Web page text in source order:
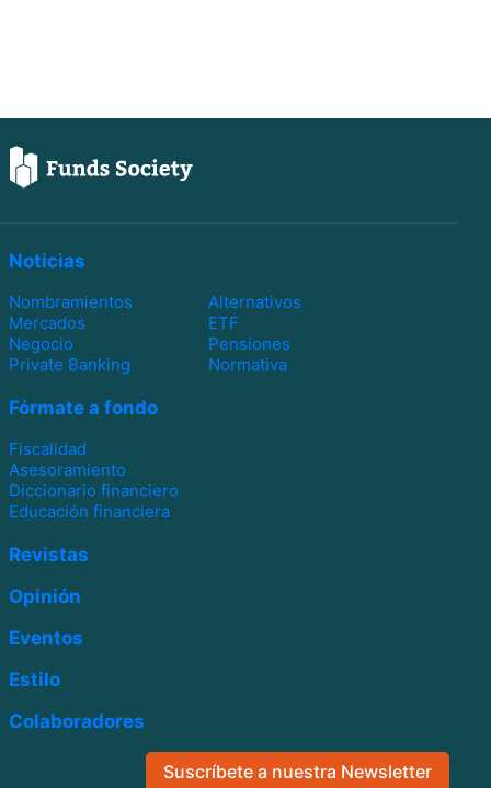
Noticias
Nombramientos
Alternativos
Mercados
ETF
Negocio
Pensiones
Private Banking
Normativa
Fórmate a fondo
Fiscalidad
Asesoramiento
Diccionario financiero
Educación financiera
Revistas
Opinión
Eventos
Estilo
Colaboradores
Suscríbete a nuestra Newsletter